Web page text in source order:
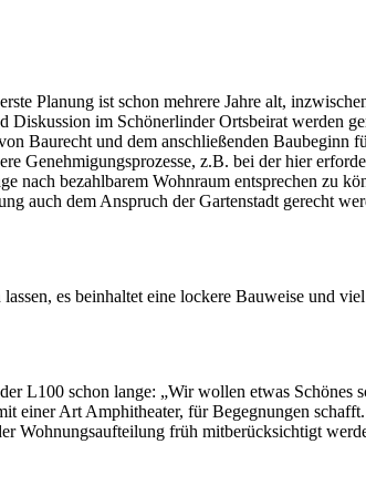
Planung ist schon mehrere Jahre alt,
im Schönerlinder Ortsbeirat werden
Baurecht und dem anschließenden Baubeginn
Genehmigungsprozesse, z.B. bei der hier
nach bezahlbarem Wohnraum entsprechen zu
auch dem Anspruch der Gartenstadt gerecht
es beinhaltet eine lockere Bauweise und
L100 schon lange: „Wir wollen etwas Schönes
einer Art Amphitheater, für Begegnungen
Wohnungsaufteilung früh mitberücksichtigt